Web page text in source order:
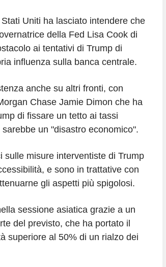
Uniti ha lasciato intendere che
della Fed Lisa Cook di
ai tentativi di Trump di
influenza sulla banca centrale.
anche su altri fronti, con
Chase Jamie Dimon che ha
di fissare un tetto ai tassi
un "disastro economico".
misure interventiste di Trump
e sono in trattative con
gli aspetti più spigolosi.
sessione asiatica grazie a un
del previsto, che ha portato il
superiore al 50% di un rialzo dei